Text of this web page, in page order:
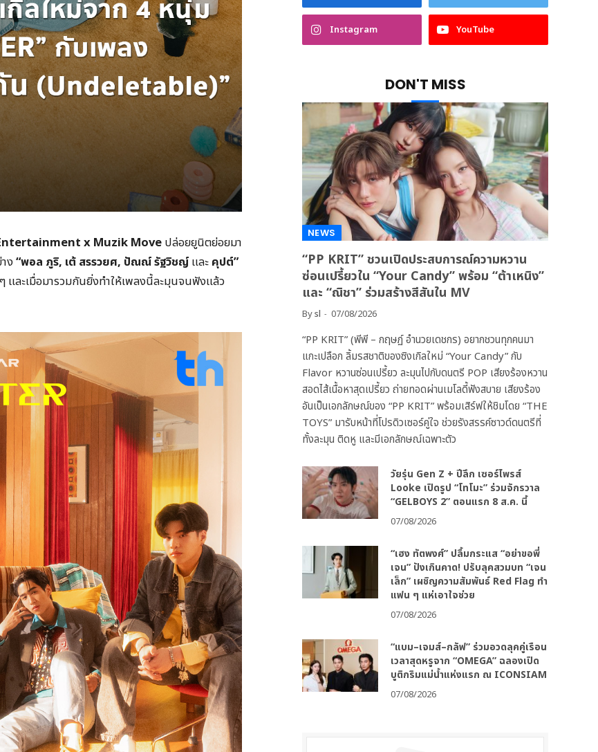
x Muzik Moveปล่อยยูนิตย่อยมา
ง“พอล ภูริ, เต้ สรรวยศ, ปัณณ์ รัฐวิชญ์ และ คุปต์”
และเมื่อมารวมกันยิ่งทำให้เพลงนี้ละมุนจนฟังแล้ว
Instagram YouTube
DON'T MISS
NEWS
“PP KRIT” ชวนเปิดประสบการณ์ความหวาน
ซ่อนเปรี้ยวใน “Your Candy” พร้อม “ต้าเหนิง”
และ “ณิชา” ร่วมสร้างสีสันใน MV
Bysl 07/08/2026
“PP KRIT” (พีพี – กฤษฏ์ อำนวยเดชกร) อยากชวนทุกคนมา
แกะเปลือก ลิ้มรสชาติของซิงเกิลใหม่ “Your Candy” กับ
Flavor หวานซ่อนเปรี้ยว ละมุนไปกับดนตรี POP เสียงร้องหวาน
สอดไส้เนื้อหาสุดเปรี้ยว ถ่ายทอดผ่านเมโลดี้ฟังสบาย เสียงร้อง
อันเป็นเอกลักษณ์ของ “PP KRIT” พร้อมเสิร์ฟให้ชิมโดย “THE
TOYS” มารับหน้าที่โปรดิวเซอร์คู่ใจ ช่วยรังสรรค์ซาวด์ดนตรีที่
ทั้งละมุน ติดหู และมีเอกลักษณ์เฉพาะตัว
วัยรุ่น Gen Z + ปีลึก เซอร์ไพรส์
Looke เปิดรูป “โทโมะ” ร่วมจักรวาล
“GELBOYS 2” ตอนแรก 8 ส.ค. นี้
07/08/2026
“เฮง ทัตพงศ์” ปลื้มกระแส “อย่าขอพี่
เจน” ปังเกินคาด! ปรับลุคสวมบท “เจน
เล็ก” เผชิญความสัมพันธ์ Red Flag ทำ
แฟน ๆ แห่เอาใจช่วย
07/08/2026
“แบม–เจมส์–กลัฟ” ร่วมอวดลุคคู่เรือน
เวลาสุดหรูจาก “OMEGA” ฉลองเปิด
บูติกริมแม่น้ำแห่งแรก ณ ICONSIAM
07/08/2026